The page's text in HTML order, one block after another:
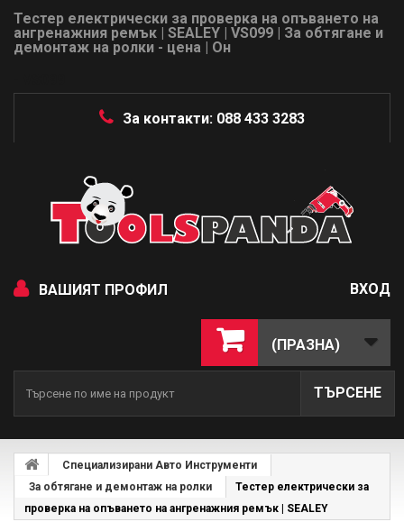
Тестер електрически за проверка на опъването на
ангренажния ремък | SEALEY | VS099 | За обтягане и
демонтаж на ролки - цена | Он
За контакти: 088 433 3283
ВАШИЯТ ПРОФИЛ ВХОД
(ПРАЗНА)
ТЪРСЕНЕ
Специализирани Авто Инструменти
За обтягане и демонтаж на ролки
Тестер електрически за
проверка на опъването на ангренажния ремък | SEALEY